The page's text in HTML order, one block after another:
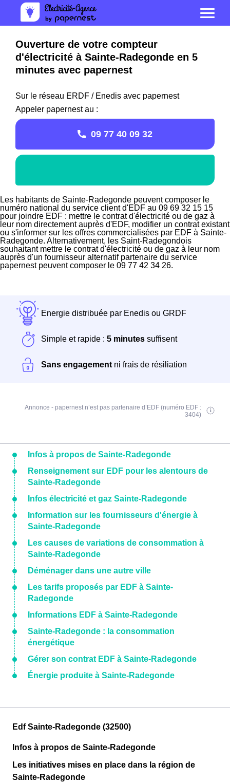
Ouverture de votre compteur
d'électricité à Sainte-Radegonde en 5
minutes avec papernest
Sur le réseau ERDF / Enedis avec papernest
Appeler papernest au :
09 77 40 09 32
Les habitants de Sainte-Radegonde peuvent composer le
numéro national du service client d'EDF au 09 69 32 15 15
pour joindre EDF : mettre le contrat d'électricité ou de gaz à
leur nom directement auprès d'EDF, modifier un contrat existant
ou s'informer sur les offres commercialisées par EDF à Sainte-
Radegonde. Alternativement, les Saint-Radegondois
souhaitant mettre le contrat d'électricité ou de gaz à leur nom
auprès d'un fournisseur alternatif partenaire du service
papernest peuvent composer le 09 77 42 34 26.
Energie distribuée par Enedis ou GRDF
Simple et rapide : 5 minutes suffisent
Sans engagement ni frais de résiliation
Annonce - papernest n’est pas partenaire d’EDF (numéro EDF :
3404)
Infos à propos de Sainte-Radegonde
Renseignement sur EDF pour les alentours de
Sainte-Radegonde
Infos électricité et gaz Sainte-Radegonde
Information sur les fournisseurs d'énergie à
Sainte-Radegonde
Les causes de variations de consommation à
Sainte-Radegonde
Déménager dans une autre ville
Les tarifs proposés par EDF à Sainte-
Radegonde
Informations EDF à Sainte-Radegonde
Sainte-Radegonde : la consommation
énergétique
Gérer son contrat EDF à Sainte-Radegonde
Énergie produite à Sainte-Radegonde
Edf Sainte-Radegonde (32500)
Infos à propos de Sainte-Radegonde
Les initiatives mises en place dans la région de
Sainte-Radegonde